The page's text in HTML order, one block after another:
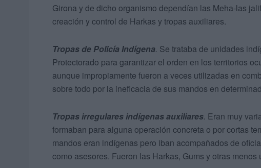
Girona y de dicho organismo dependían las Meha-las
creación y control de Harkas y tropas auxiliares.
Tropas de Policía Indígena. Se trataba de unidades
Protectorado para garantizar el orden en los territorios
aunque impropiamente fueron a veces utilizadas en
sobre todo por la ineficacia de sus mandos en
Tropas irregulares indígenas auxiliares. Eran muy
formaban para alguna operación concreta o por cortas
mandos eran indígenas pero iban acompañados de
como asesores. Fueron las Harkas, Gums y otras menos